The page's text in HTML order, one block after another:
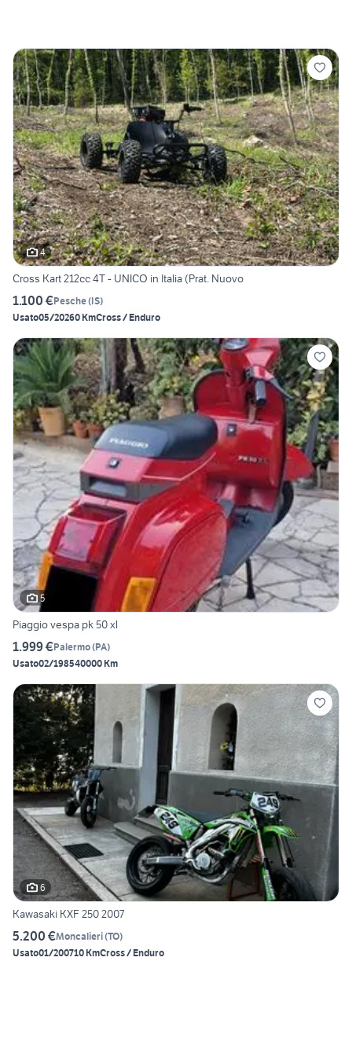
4
Cross Kart 212cc 4T - UNICO in Italia (Prat. Nuovo
1.100 €Pesche(IS)
Usato05/20260 KmCross / Enduro
5
Piaggio vespa pk 50 xl
1.999 €Palermo(PA)
Usato02/198540000 Km
6
Kawasaki KXF 250 2007
5.200 €Moncalieri(TO)
Usato01/200710 KmCross / Enduro